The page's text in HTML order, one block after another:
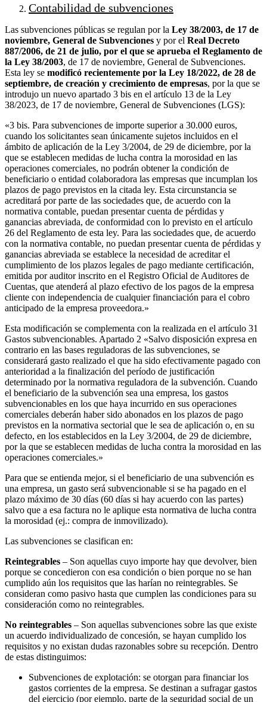
Contabilidad de subvenciones
Las subvenciones públicas se regulan por la Ley 38/2003, de 17 de
noviembre, General de Subvenciones y por el Real Decreto
887/2006, de 21 de julio, por el que se aprueba el Reglamento de
la Ley 38/2003, de 17 de noviembre, General de Subvenciones.
Esta ley se modificó recientemente por la Ley 18/2022, de 28 de
septiembre, de creación y crecimiento de empresas, por la que se
introdujo un nuevo apartado 3 bis en el artículo 13 de la Ley
38/2023, de 17 de noviembre, General de Subvenciones (LGS):
«3 bis. Para subvenciones de importe superior a 30.000 euros,
cuando los solicitantes sean únicamente sujetos incluidos en el
ámbito de aplicación de la Ley 3/2004, de 29 de diciembre, por la
que se establecen medidas de lucha contra la morosidad en las
operaciones comerciales, no podrán obtener la condición de
beneficiario o entidad colaboradora las empresas que incumplan los
plazos de pago previstos en la citada ley. Esta circunstancia se
acreditará por parte de las sociedades que, de acuerdo con la
normativa contable, puedan presentar cuenta de pérdidas y
ganancias abreviada, de conformidad con lo previsto en el artículo
26 del Reglamento de esta ley. Para las sociedades que, de acuerdo
con la normativa contable, no puedan presentar cuenta de pérdidas y
ganancias abreviada se establece la necesidad de acreditar el
cumplimiento de los plazos legales de pago mediante certificación,
emitida por auditor inscrito en el Registro Oficial de Auditores de
Cuentas, que atenderá al plazo efectivo de los pagos de la empresa
cliente con independencia de cualquier financiación para el cobro
anticipado de la empresa proveedora.»
Esta modificación se complementa con la realizada en el artículo 31
Gastos subvencionables. Apartado 2 «Salvo disposición expresa en
contrario en las bases reguladoras de las subvenciones, se
considerará gasto realizado el que ha sido efectivamente pagado con
anterioridad a la finalización del período de justificación
determinado por la normativa reguladora de la subvención. Cuando
el beneficiario de la subvención sea una empresa, los gastos
subvencionables en los que haya incurrido en sus operaciones
comerciales deberán haber sido abonados en los plazos de pago
previstos en la normativa sectorial que le sea de aplicación o, en su
defecto, en los establecidos en la Ley 3/2004, de 29 de diciembre,
por la que se establecen medidas de lucha contra la morosidad en las
operaciones comerciales.»
Para que se entienda mejor, si el beneficiario de una subvención es
una empresa, un gasto será subvencionable si se ha pagado en el
plazo máximo de 30 días (60 días si hay acuerdo con las partes)
salvo que a esa factura no le aplique esta normativa de lucha contra
la morosidad (ej.: compra de inmovilizado).
Las subvenciones se clasifican en:
Reintegrables – Son aquellas cuyo importe hay que devolver, bien
porque se concedieron con esa condición o bien porque no se han
cumplido aún los requisitos que las harían no reintegrables. Se
consideran como pasivo hasta que cumplen las condiciones para su
consideración como no reintegrables.
No reintegrables – Son aquellas subvenciones sobre las que existe
un acuerdo individualizado de concesión, se hayan cumplido los
requisitos y no existan dudas razonables sobre su recepción. Dentro
de estas distinguimos:
Subvenciones de explotación: se otorgan para financiar los
gastos corrientes de la empresa. Se destinan a sufragar gastos
del ejercicio (por ejemplo, parte de la seguridad social de un